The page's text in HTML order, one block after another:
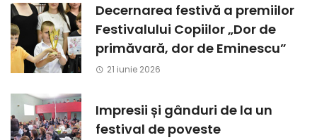
Decernarea festivă a premiilor
Festivalului Copiilor „Dor de
primăvară, dor de Eminescu”
21 iunie 2026
Impresii și gânduri de la un
festival de poveste